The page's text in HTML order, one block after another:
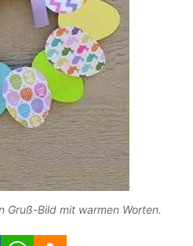
Gruß-Bild mit warmen Worten.